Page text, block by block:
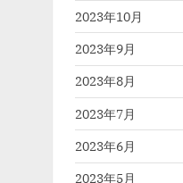
2023年10月
2023年9月
2023年8月
2023年7月
2023年6月
2023年5月